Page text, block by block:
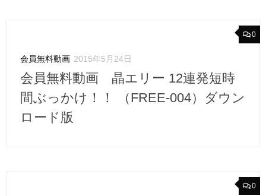
0
会員無料動画 2015年5月24日
会員無料動画 晶エリー 12連発短時
間ぶっかけ！！ （FREE-004）ダウン
ロード版
0